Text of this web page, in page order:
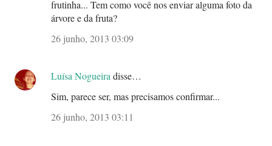
frutinha... Tem como você nos enviar alguma foto da
árvore e da fruta?
26 junho, 2013 03:09
Luísa Nogueiradisse…
Sim, parece ser, mas precisamos confirmar...
26 junho, 2013 03:11